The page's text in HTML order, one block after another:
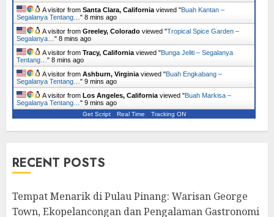
A visitor from Santa Clara, California viewed "Buah Kantan –
Segalanya Tentang… " 8 mins ago
A visitor from Greeley, Colorado viewed "Tropical Spice Garden –
Segalanya… " 8 mins ago
A visitor from Tracy, California viewed "Bunga Jeliti – Segalanya
Tentang… " 8 mins ago
A visitor from Ashburn, Virginia viewed "Buah Engkabang –
Segalanya Tentang… " 9 mins ago
A visitor from Los Angeles, California viewed "Buah Markisa –
Segalanya Tentang… " 9 mins ago
Get Script Real Time Tracking ON
RECENT POSTS
Tempat Menarik di Pulau Pinang: Warisan George
Town, Ekopelancongan dan Pengalaman Gastronomi